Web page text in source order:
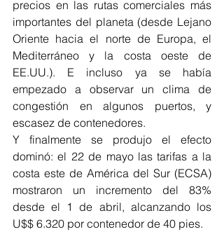
precios en las rutas comerciales más
importantes del planeta (desde Lejano
Oriente hacia el norte de Europa, el
Mediterráneo y la costa oeste de
EE.UU.). E incluso ya se había
empezado a observar un clima de
congestión en algunos puertos, y
escasez de contenedores.
Y finalmente se produjo el efecto
dominó: el 22 de mayo las tarifas a la
costa este de América del Sur (ECSA)
mostraron un incremento del 83%
desde el 1 de abril, alcanzando los
U$$ 6.320 por contenedor de 40 pies.